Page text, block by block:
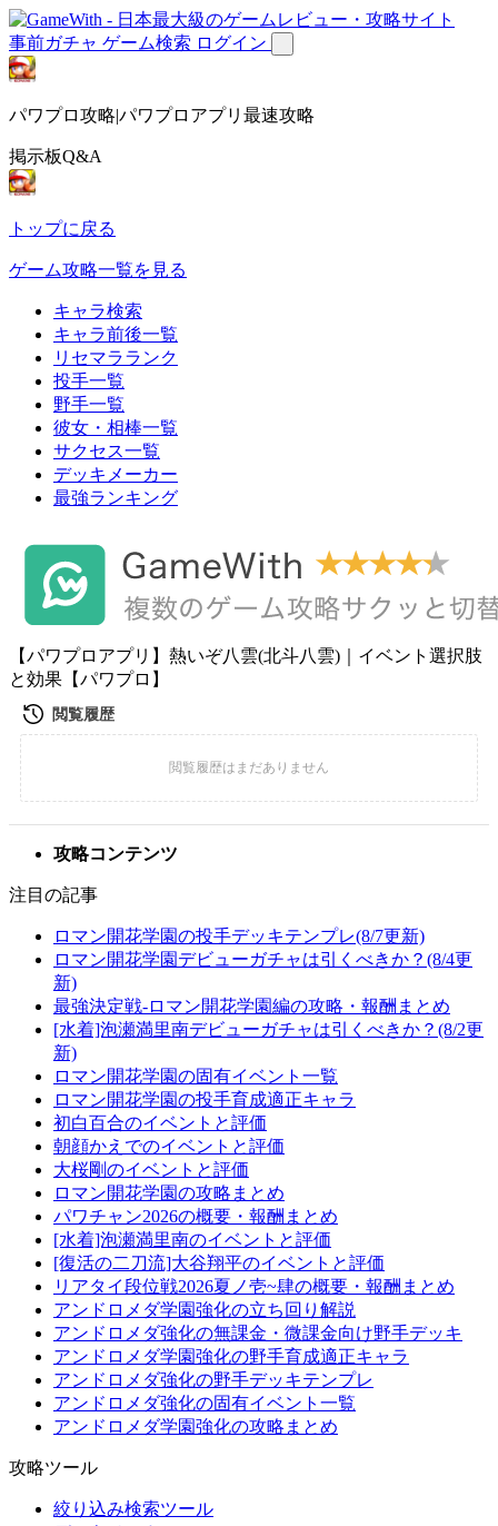
事前ガチャ ゲーム検索 ログイン
パワプロ攻略|パワプロアプリ最速攻略
掲示板Q&A
トップに戻る
ゲーム攻略一覧を見る
キャラ検索
キャラ前後一覧
リセマラランク
投手一覧
野手一覧
彼女・相棒一覧
サクセス一覧
デッキメーカー
最強ランキング
【パワプロアプリ】熱いぞ八雲(北斗八雲)｜イベント選択肢
と効果【パワプロ】
攻略コンテンツ
注目の記事
ロマン開花学園の投手デッキテンプレ(8/7更新)
ロマン開花学園デビューガチャは引くべきか？(8/4更
新)
最強決定戦-ロマン開花学園編の攻略・報酬まとめ
[水着]泡瀬満里南デビューガチャは引くべきか？(8/2更
新)
ロマン開花学園の固有イベント一覧
ロマン開花学園の投手育成適正キャラ
初白百合のイベントと評価
朝顔かえでのイベントと評価
大桜剛のイベントと評価
ロマン開花学園の攻略まとめ
パワチャン2026の概要・報酬まとめ
[水着]泡瀬満里南のイベントと評価
[復活の二刀流]大谷翔平のイベントと評価
リアタイ段位戦2026夏ノ壱~肆の概要・報酬まとめ
アンドロメダ学園強化の立ち回り解説
アンドロメダ強化の無課金・微課金向け野手デッキ
アンドロメダ学園強化の野手育成適正キャラ
アンドロメダ強化の野手デッキテンプレ
アンドロメダ強化の固有イベント一覧
アンドロメダ学園強化の攻略まとめ
攻略ツール
絞り込み検索ツール